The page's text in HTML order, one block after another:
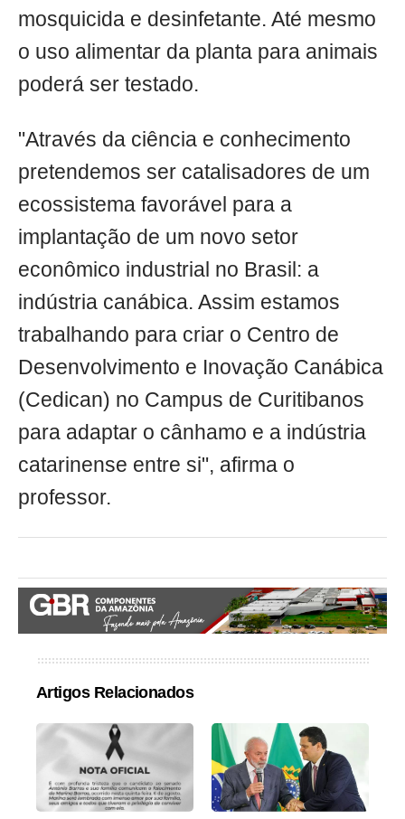
mosquicida e desinfetante. Até mesmo
o uso alimentar da planta para animais
poderá ser testado.
"Através da ciência e conhecimento
pretendemos ser catalisadores de um
ecossistema favorável para a
implantação de um novo setor
econômico industrial no Brasil: a
indústria canábica. Assim estamos
trabalhando para criar o Centro de
Desenvolvimento e Inovação Canábica
(Cedican) no Campus de Curitibanos
para adaptar o cânhamo e a indústria
catarinense entre si", afirma o
professor.
Artigos Relacionados